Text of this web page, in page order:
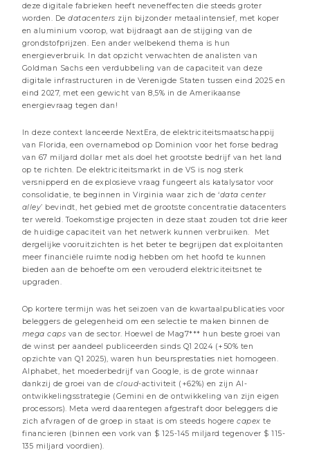
10 JULI 2026
Bankensector: consolidatie & aanpassing
3 minuten
Centrale banken: when doves cry
Beheer commentaren
deze digitale fabrieken heeft neveneffecten die steeds groter
worden. De datacenters zijn bijzonder metaalintensief, met koper
en aluminium voorop, wat bijdraagt aan de stijging van de
grondstofprijzen. Een ander welbekend thema is hun
energieverbruik. In dat opzicht verwachten de analisten van
Goldman Sachs een verdubbeling van de capaciteit van deze
digitale infrastructuren in de Verenigde Staten tussen eind 2025 en
eind 2027, met een gewicht van 8,5% in de Amerikaanse
energievraag tegen dan!
In deze context lanceerde NextEra, de elektriciteitsmaatschappij
van Florida, een overnamebod op Dominion voor het forse bedrag
van 67 miljard dollar met als doel het grootste bedrijf van het land
op te richten. De elektriciteitsmarkt in de VS is nog sterk
versnipperd en de explosieve vraag fungeert als katalysator voor
consolidatie, te beginnen in Virginia waar zich de ‘data center
alley’ bevindt, het gebied met de grootste concentratie datacenters
ter wereld. Toekomstige projecten in deze staat zouden tot drie keer
de huidige capaciteit van het netwerk kunnen verbruiken. Met
dergelijke vooruitzichten is het beter te begrijpen dat exploitanten
meer financiële ruimte nodig hebben om het hoofd te kunnen
bieden aan de behoefte om een verouderd elektriciteitsnet te
upgraden.
Op kortere termijn was het seizoen van de kwartaalpublicaties voor
beleggers de gelegenheid om een selectie te maken binnen de
mega caps van de sector. Hoewel de Mag7*** hun beste groei van
de winst per aandeel publiceerden sinds Q1 2024 (+50% ten
opzichte van Q1 2025), waren hun beursprestaties niet homogeen.
Alphabet, het moederbedrijf van Google, is de grote winnaar
dankzij de groei van de cloud-activiteit (+62%) en zijn AI-
ontwikkelingsstrategie (Gemini en de ontwikkeling van zijn eigen
processors). Meta werd daarentegen afgestraft door beleggers die
zich afvragen of de groep in staat is om steeds hogere capex te
financieren (binnen een vork van $ 125-145 miljard tegenover $ 115-
135 miljard voordien).